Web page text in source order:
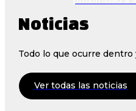
Noticias
Todo lo que ocurre dentro
Ver todas las noticias